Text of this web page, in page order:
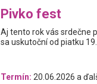
Pivko fest
Aj tento rok vás srdečne
sa uskutoční od piatku
Termín: 20.06.2026 a